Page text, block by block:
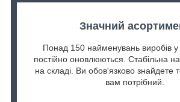
Значний
Понад 150 найменувань виробів у
постійно оновлюються. Стабільна
на складі. Ви обов'язково знайдете
вам потрібний.